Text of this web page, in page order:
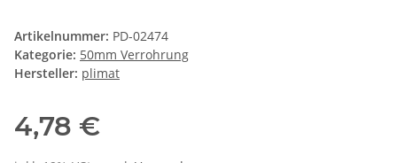
Artikelnummer: PD-02474
Kategorie: 50mm Verrohrung
Hersteller: plimat
4,78 €